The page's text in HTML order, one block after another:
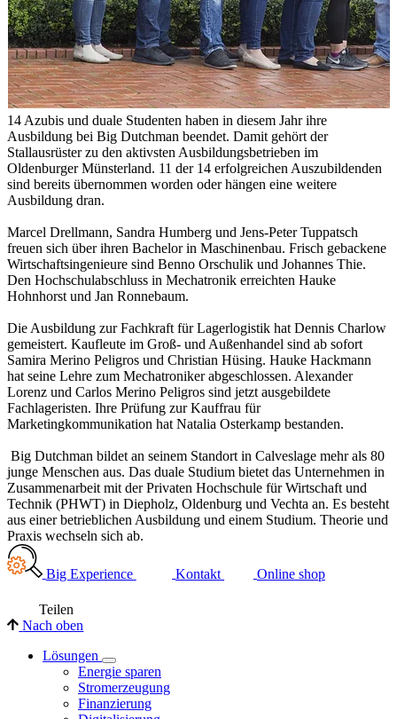
14 Azubis und duale Studenten haben in diesem Jahr ihre
Ausbildung bei Big Dutchman beendet. Damit gehört der
Stallausrüster zu den aktivsten Ausbildungsbetrieben im
Oldenburger Münsterland. 11 der 14 erfolgreichen Auszubildenden
sind bereits übernommen worden oder hängen eine weitere
Ausbildung dran.
Marcel Drellmann, Sandra Humberg und Jens-Peter Tuppatsch
freuen sich über ihren Bachelor in Maschinenbau. Frisch gebackene
Wirtschaftsingenieure sind Benno Orschulik und Johannes Thie.
Den Hochschulabschluss in Mechatronik erreichten Hauke
Hohnhorst und Jan Ronnebaum.
Die Ausbildung zur Fachkraft für Lagerlogistik hat Dennis Charlow
gemeistert. Kaufleute im Groß- und Außenhandel sind ab sofort
Samira Merino Peligros und Christian Hüsing. Hauke Hackmann
hat seine Lehre zum Mechatroniker abgeschlossen. Alexander
Lorenz und Carlos Merino Peligros sind jetzt ausgebildete
Fachlageristen. Ihre Prüfung zur Kauffrau für
Marketingkommunikation hat Natalia Osterkamp bestanden.
Big Dutchman bildet an seinem Standort in Calveslage mehr als 80
junge Menschen aus. Das duale Studium bietet das Unternehmen in
Zusammenarbeit mit der Privaten Hochschule für Wirtschaft und
Technik (PHWT) in Diepholz, Oldenburg und Vechta an. Es besteht
aus einer betrieblichen Ausbildung und einem Studium. Theorie und
Praxis wechseln sich ab.
Big Experience Kontakt Online shop
Teilen
Nach oben
Lösungen
Energie sparen
Stromerzeugung
Finanzierung